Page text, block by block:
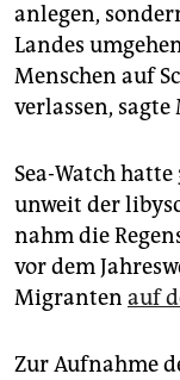
epaper login
anlegen,
Landes
Menschen auf
verlassen, sagte
Sea-Watch
unweit der
nahm die
vor dem
Migranten auf
Zur Aufnahme